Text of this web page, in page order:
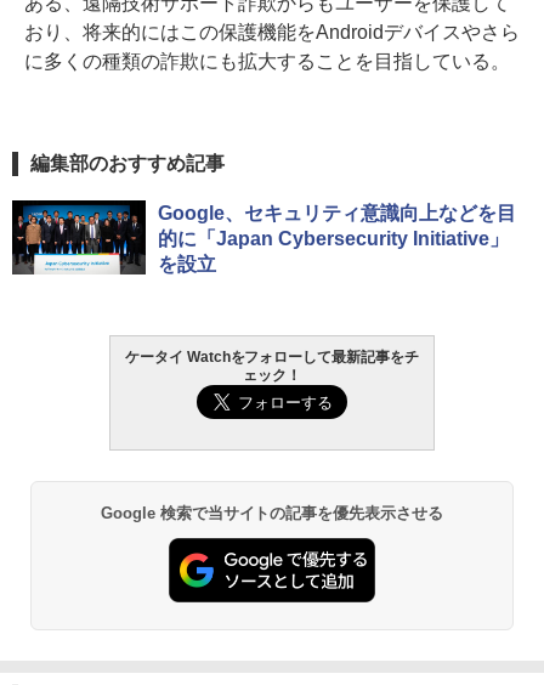
おり、将来的にはこの保護機能をAndroidデバイスやさら
に多くの種類の詐欺にも拡大することを目指している。
編集部のおすすめ記事
Google、セキュリティ意識向上などを目
的に「Japan Cybersecurity Initiative」
を設立
ケータイ Watchをフォローして最新記事をチ
ェック！
Google 検索で当サイトの記事を優先表示させる